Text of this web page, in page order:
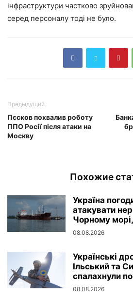
інфраструктури частково
серед персоналу тоді не було.
Предыдущий
Пєсков похвалив роботу
ППО Росії після атаки на
Москву
Похожие
Україна
атакувати
Чорному
08.08.2026
Українські
Ільський та
спалахнули
08.08.2026